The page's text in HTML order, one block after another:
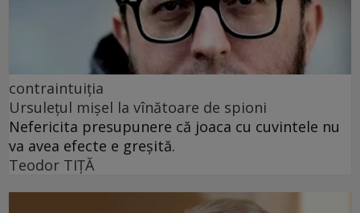
contraintuiția
Ursulețul mișel la vînătoare de spioni
Nefericita presupunere că joaca cu cuvintele nu
va avea efecte e greșită.
Teodor TIŢĂ